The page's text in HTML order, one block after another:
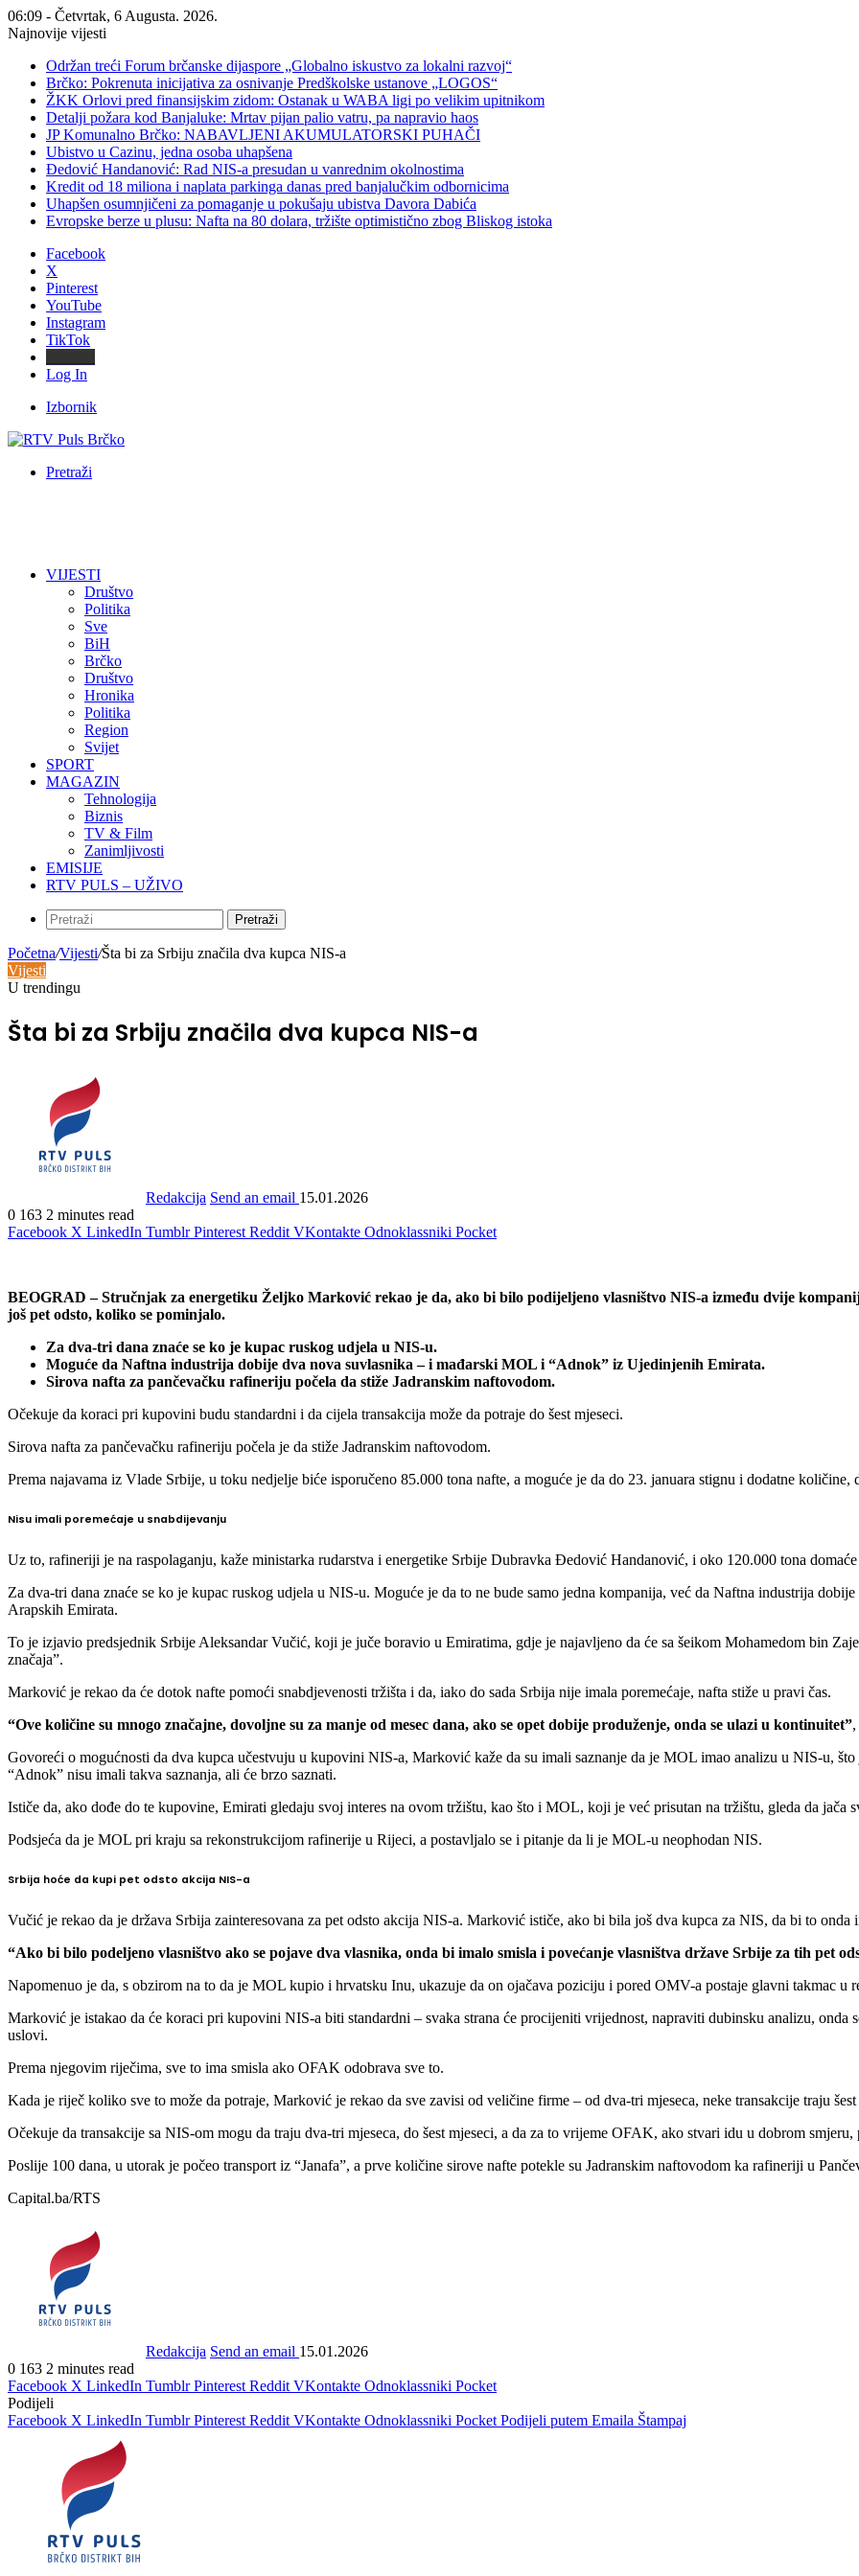
06:09 - Četvrtak, 6 Augusta. 2026.
Najnovije vijesti
Održan treći Forum brčanske dijaspore „Globalno iskustvo za lokalni razvoj“
Brčko: Pokrenuta inicijativa za osnivanje Predškolske ustanove „LOGOS“
ŽKK Orlovi pred finansijskim zidom: Ostanak u WABA ligi po velikim upitnikom
Detalji požara kod Banjaluke: Mrtav pijan palio vatru, pa napravio haos
JP Komunalno Brčko: NABAVLJENI AKUMULATORSKI PUHAČI
Ubistvo u Cazinu, jedna osoba uhapšena
Đedović Handanović: Rad NIS-a presudan u vanrednim okolnostima
Kredit od 18 miliona i naplata parkinga danas pred banjalučkim odbornicima
Uhapšen osumnjičeni za pomaganje u pokušaju ubistva Davora Dabića
Evropske berze u plusu: Nafta na 80 dolara, tržište optimistično zbog Bliskog istoka
Facebook
X
Pinterest
YouTube
Instagram
TikTok
Log In
Izbornik
Pretraži
VIJESTI
Društvo
Politika
Sve
BiH
Brčko
Društvo
Hronika
Politika
Region
Svijet
SPORT
MAGAZIN
Tehnologija
Biznis
TV & Film
Zanimljivosti
EMISIJE
RTV PULS – UŽIVO
Pretraži
Početna/Vijesti/Šta bi za Srbiju značila dva kupca NIS-a
Vijesti
U trendingu
Šta bi za Srbiju značila dva kupca NIS-a
Redakcija Send an email 15.01.2026
0 163 2 minutes read
Facebook X LinkedIn Tumblr Pinterest Reddit VKontakte Odnoklassniki Pocket
BEOGRAD – Stručnjak za energetiku Željko Marković rekao je da, ako bi bilo podijeljeno vlasništvo NIS-a između dvije
još pet odsto, koliko se pominjalo.
Za dva-tri dana znaće se ko je kupac ruskog udjela u NIS-u.
Moguće da Naftna industrija dobije dva nova suvlasnika – i mađarski MOL i “Adnok” iz Ujedinjenih Emirata.
Sirova nafta za pančevačku rafineriju počela da stiže Jadranskim naftovodom.
Očekuje da koraci pri kupovini budu standardni i da cijela transakcija može da potraje do šest mjeseci.
Sirova nafta za pančevačku rafineriju počela je da stiže Jadranskim naftovodom.
Prema najavama iz Vlade Srbije, u toku nedjelje biće isporučeno 85.000 tona nafte, a moguće je da do 23. januara stignu i dodatne količine,
Nisu imali poremećaje u snabdijevanju
Uz to, rafineriji je na raspolaganju, kaže ministarka rudarstva i energetike Srbije Dubravka Đedović Handanović, i oko 120.000 tona
Za dva-tri dana znaće se ko je kupac ruskog udjela u NIS-u. Moguće je da to ne bude samo jedna kompanija, već da Naftna industrija
Arapskih Emirata.
To je izjavio predsjednik Srbije Aleksandar Vučić, koji je juče boravio u Emiratima, gdje je najavljeno da će sa šeikom Mohamedom bin
značaja”.
Marković je rekao da će dotok nafte pomoći snabdjevenosti tržišta i da, iako do sada Srbija nije imala poremećaje, nafta stiže u pravi čas.
“Ove količine su mnogo značajne, dovoljne su za manje od mesec dana, ako se opet dobije produženje, onda se ulazi u kontinuitet”
Govoreći o mogućnosti da dva kupca učestvuju u kupovini NIS-a, Marković kaže da su imali saznanje da je MOL imao analizu u NIS-u,
“Adnok” nisu imali takva saznanja, ali će brzo saznati.
Ističe da, ako dođe do te kupovine, Emirati gledaju svoj interes na ovom tržištu, kao što i MOL, koji je već prisutan na tržištu, gleda da jača
Podsjeća da je MOL pri kraju sa rekonstrukcijom rafinerije u Rijeci, a postavljalo se i pitanje da li je MOL-u neophodan NIS.
Srbija hoće da kupi pet odsto akcija NIS-a
Vučić je rekao da je država Srbija zainteresovana za pet odsto akcija NIS-a. Marković ističe, ako bi bila još dva kupca za NIS, da bi to onda
“Ako bi bilo podeljeno vlasništvo ako se pojave dva vlasnika, onda bi imalo smisla i povećanje vlasništva države Srbije za tih pet
Napomenuo je da, s obzirom na to da je MOL kupio i hrvatsku Inu, ukazuje da on ojačava poziciju i pored OMV-a postaje glavni takmac u
Marković je istakao da će koraci pri kupovini NIS-a biti standardni – svaka strana će procijeniti vrijednost, napraviti dubinsku analizu, onda
uslovi.
Prema njegovim riječima, sve to ima smisla ako OFAK odobrava sve to.
Kada je riječ koliko sve to može da potraje, Marković je rekao da sve zavisi od veličine firme – od dva-tri mjeseca, neke transakcije traju
Očekuje da transakcije sa NIS-om mogu da traju dva-tri mjeseca, do šest mjeseci, a da za to vrijeme OFAK, ako stvari idu u dobrom smjeru,
Poslije 100 dana, u utorak je počeo transport iz “Janafa”, a prve količine sirove nafte potekle su Jadranskim naftovodom ka rafineriji u
Capital.ba/RTS
Redakcija Send an email 15.01.2026
0 163 2 minutes read
Facebook X LinkedIn Tumblr Pinterest Reddit VKontakte Odnoklassniki Pocket
Podijeli
Facebook X LinkedIn Tumblr Pinterest Reddit VKontakte Odnoklassniki Pocket Podijeli putem Emaila Štampaj